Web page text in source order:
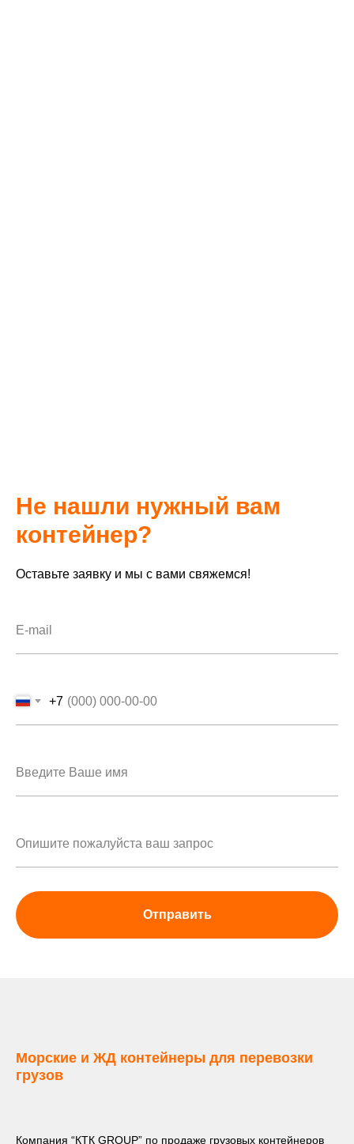
Не нашли нужный вам
контейнер?
Оставьте заявку и мы с вами свяжемся!
+7
Отправить
Морские и ЖД контейнеры для перевозки
грузов
Компания “КТК GROUP” по продаже грузовых контейнеров